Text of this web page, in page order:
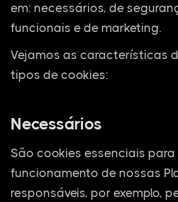
em: necessários, de
funcionais e de marketing.
Vejamos as características
tipos de cookies:
Necessários
São cookies essenciais
funcionamento de nossas
responsáveis, por exemplo,